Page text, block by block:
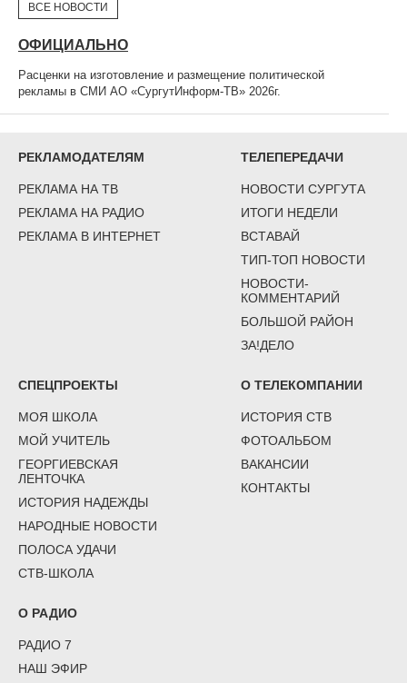
ВСЕ НОВОСТИ
ОФИЦИАЛЬНО
Расценки на изготовление и размещение политической
рекламы в СМИ АО «СургутИнформ-ТВ» 2026г.
РЕКЛАМОДАТЕЛЯМ
РЕКЛАМА НА ТВ
РЕКЛАМА НА РАДИО
РЕКЛАМА В ИНТЕРНЕТ
ТЕЛЕПЕРЕДАЧИ
НОВОСТИ СУРГУТА
ИТОГИ НЕДЕЛИ
ВСТАВАЙ
ТИП-ТОП НОВОСТИ
НОВОСТИ-
КОММЕНТАРИЙ
БОЛЬШОЙ РАЙОН
ЗА!ДЕЛО
СПЕЦПРОЕКТЫ
МОЯ ШКОЛА
МОЙ УЧИТЕЛЬ
ГЕОРГИЕВСКАЯ
ЛЕНТОЧКА
ИСТОРИЯ НАДЕЖДЫ
НАРОДНЫЕ НОВОСТИ
ПОЛОСА УДАЧИ
СТВ-ШКОЛА
О ТЕЛЕКОМПАНИИ
ИСТОРИЯ СТВ
ФОТОАЛЬБОМ
ВАКАНСИИ
КОНТАКТЫ
О РАДИО
РАДИО 7
НАШ ЭФИР